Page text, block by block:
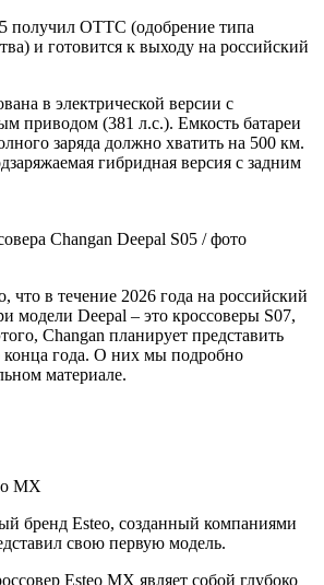
получил ОТТС (одобрение типа
и готовится к выходу на российский
в электрической версии с
приводом (381 л.с.). Емкость батареи
заряда должно хватить на 500 км.
гибридная версия с задним
Changan Deepal S05 / фото
что в течение 2026 года на российский
модели Deepal – это кроссоверы S07,
Changan планирует представить
конца года. О них мы подробно
материале.
MX
бренд Esteo, созданный компаниями
свою первую модель.
Esteo MX являет собой глубоко